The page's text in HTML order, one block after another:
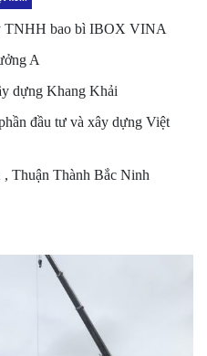
TNHH bao bì IBOX VINA
A
dựng Khang Khải
đầu tư và xây dựng Việt
Thuận Thành Bắc Ninh